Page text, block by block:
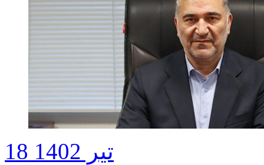
18 تیر 1402